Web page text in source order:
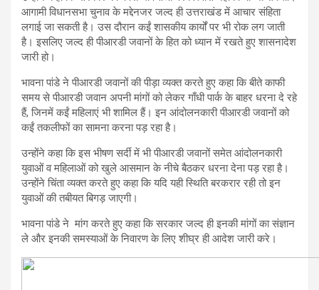
आगामी विधानसभा चुनाव के मद्देनजर जल्द ही उत्तराखंड में आचार संहिता
लगाई जा सकती है। उस दौरान कईं शासकीय कार्यों पर भी रोक लग जाती
है। इसलिए जल्द ही पीआरडी जवानों के हित को ध्यान में रखते हुए शासनादेश
जारी हो।
भावना पांडे ने पीआरडी जवानों की पीड़ा व्यक्त करते हुए कहा कि बीते काफी
समय से पीआरडी जवान अपनी मांगों को लेकर गाँधी पार्क के बाहर धरना दे रहे
हैं, जिनमें कईं महिलाएं भी शामिल हैं। इन आंदोलनकारी पीआरडी जवानों को
कईं तकलीफों का सामना करना पड़ रहा है।
उन्होंने कहा कि इस भीषण सर्दी में भी पीआरडी जवानों समेत आंदोलनकारी
युवाओं व महिलाओं को खुले आसमान के नीचे बैठकर धरना देना पड़ रहा है।
उन्होंने चिंता व्यक्त करते हुए कहा कि यदि यही स्थिति बरकरार रही तो इन
युवाओं की तबीयत बिगड़ जाएगी।
भावना पांडे ने मांग करते हुए कहा कि सरकार जल्द ही इनकी मांगों का संज्ञान
ले और इनकी समस्याओं के निवारण के लिए शीघ्र ही आदेश जारी करे।